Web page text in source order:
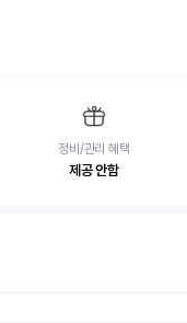
정비/관리 혜택
제공 안함